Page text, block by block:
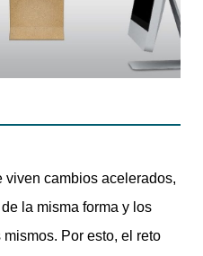
viven cambios acelerados,
la misma forma y los
Por esto, el reto